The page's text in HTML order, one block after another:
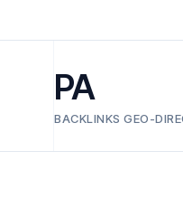
PA
BACKLINKS GEO-